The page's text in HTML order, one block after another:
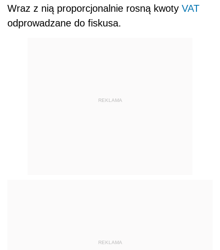
Wraz z nią proporcjonalnie rosną kwoty VAT
odprowadzane do fiskusa.
REKLAMA
REKLAMA